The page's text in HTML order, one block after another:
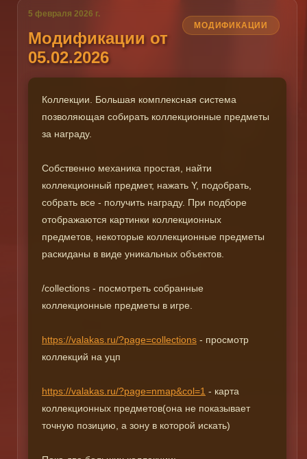
МОДИФИКАЦИИ
5 февраля 2026 г.
Модификации от
05.02.2026
Коллекции. Большая комплексная система
позволяющая собирать коллекционные предметы
за награду.
Собственно механика простая, найти
коллекционный предмет, нажать Y, подобрать,
собрать все - получить награду. При подборе
отображаются картинки коллекционных
предметов, некоторые коллекционные предметы
раскиданы в виде уникальных объектов.
/collections - посмотреть собранные
коллекционные предметы в игре.
https://valakas.ru/?page=collections - просмотр
коллекций на уцп
https://valakas.ru/?page=nmap&col=1 - карта
коллекционных предметов(она не показывает
точную позицию, а зону в которой искать)